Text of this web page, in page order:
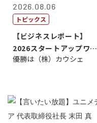
2026.08.06
トピックス
【ビジネスレポート】
2026スタートアップワー
ルドカップ東京
優勝は（株）カウシェ